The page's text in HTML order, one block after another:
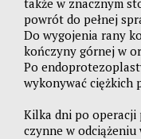
powrót do pełnej
Do wygojenia rany
kończyny górnej w
Po
wykonywać ciężkich
Kilka dni po operacji
czynne w odciążeniu